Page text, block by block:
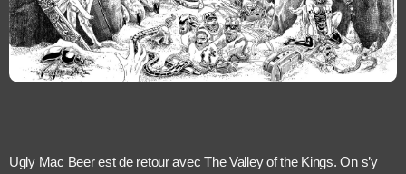
Ugly Mac Beer est de retour avec The Valley of the Kings. On s’y